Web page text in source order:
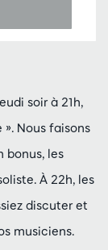
soir à 21h,
Nous faisons
bonus, les
À 22h, les
discuter et
musiciens.